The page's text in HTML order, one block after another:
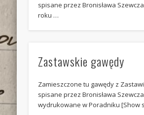
spisane przez Bronisława
roku …
Zastawskie gawędy
Zamieszczone tu gawędy z
spisane przez Bronisława
wydrukowane w Poradniku [Show